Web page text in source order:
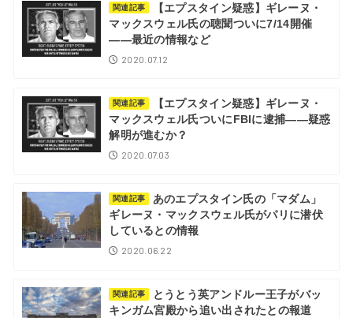
関連記事
【エプスタイン疑惑】ギレーヌ・
マックスウェル氏の聴聞ついに7/14開催
――最近の情報など
2020.07.12
関連記事
【エプスタイン疑惑】ギレーヌ・
マックスウェル氏ついにFBIに逮捕――疑惑
解明が進むか？
2020.07.03
関連記事
あのエプスタイン氏の「マダム」
ギレーヌ・マックスウェル氏がパリに潜伏
しているとの情報
2020.06.22
関連記事
とうとう英アンドルー王子がバッ
キンガム宮殿から追い出されたとの報道